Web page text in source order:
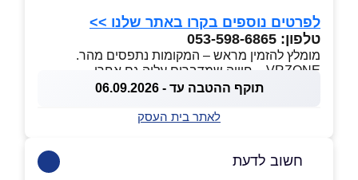
לפרטים נוספים בקרו באתר שלנו >>
טלפון: 053-598-6865
מומלץ להזמין מראש – המקומות נתפסים מהר.
VRZONE – חוויה שמדברים עליה גם אחרי.
תוקף ההטבה עד - 06.09.2026
לאתר בית העסק
חשוב לדעת